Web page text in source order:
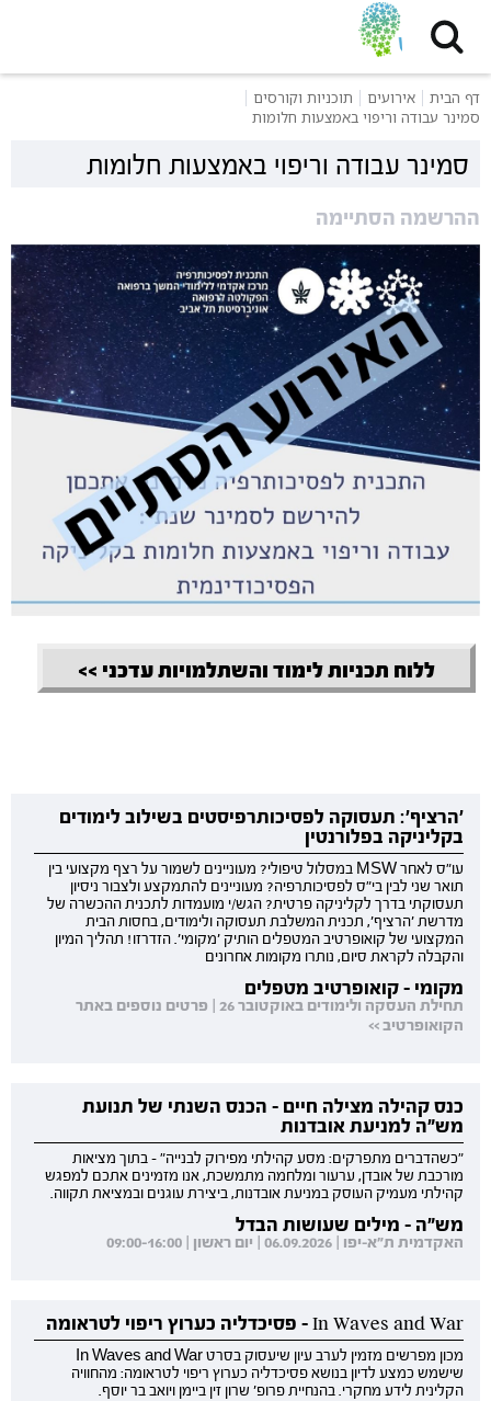
דף הבית אירועים
תוכניות וקורסים
סמינר עבודה וריפוי באמצעות חלומות
סמינר עבודה וריפוי באמצעות חלומות
ההרשמה הסתיימה
ללוח תכניות לימוד והשתלמויות עדכני >>
'הרציף': תעסוקה לפסיכותרפיסטים בשילוב לימודים
בקליניקה בפלורנטין
עו"ס לאחר MSW במסלול טיפולי? מעוניינים לשמור על רצף מקצועי בין
תואר שני לבין בי"ס לפסיכותרפיה? מעוניינים להתמקצע ולצבור ניסיון
תעסוקתי בדרך לקליניקה פרטית? הגש/י מועמדות לתכנית ההכשרה של
מדרשת 'הרציף', תכנית המשלבת תעסוקה ולימודים, בחסות הבית
המקצועי של קואופרטיב המטפלים הותיק 'מקומי'. הזדרזו! תהליך המיון
והקבלה לקראת סיום, נותרו מקומות אחרונים
מקומי - קואופרטיב מטפלים
תחילת העסקה ולימודים באוקטובר 26 | פרטים נוספים באתר
הקואופרטיב >>
כנס קהילה מצילה חיים - הכנס השנתי של תנועת
מש"ה למניעת אובדנות
"כשהדברים מתפרקים: מסע קהילתי מפירוק לבנייה" - בתוך מציאות
מורכבת של אובדן, ערעור ומלחמה מתמשכת, אנו מזמינים אתכם למפגש
קהילתי מעמיק העוסק במניעת אובדנות, ביצירת עוגנים ובמציאת תקווה.
מש"ה - מילים שעושות הבדל
האקדמית ת"א-יפו | 06.09.2026 | יום ראשון | 09:00-16:00
In Waves and War - פסיכדליה כערוץ ריפוי לטראומה
מכון מפרשים מזמין לערב עיון שיעסוק בסרט In Waves and War
שישמש כמצע לדיון בנושא פסיכדליה כערוץ ריפוי לטראומה: מהחוויה
הקלינית לידע מחקרי. בהנחיית פרופ' שרון זין ביימן ויואב בר יוסף.